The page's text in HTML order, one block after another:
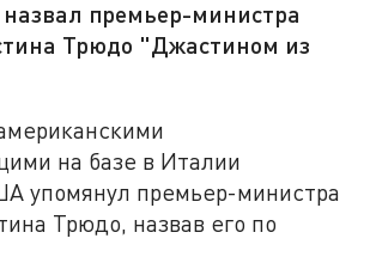
назвал премьер-министра
Трюдо "Джастином из
на базе в Италии
упомянул премьер-министра
Трюдо, назвав его по